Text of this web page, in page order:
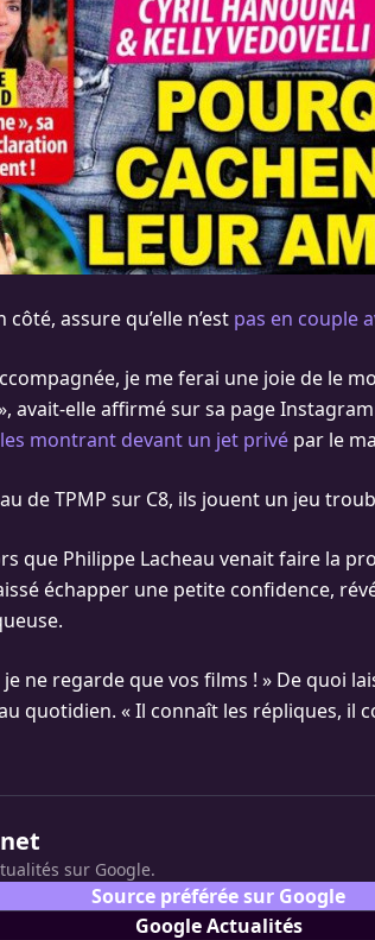
assure qu’elle n’est pas en couple
je me ferai une joie de le
avait-elle affirmé sur sa page
les montrant devant un jet privé par le
de TPMP sur C8, ils jouent un jeu
que Philippe Lacheau venait faire la
échapper une petite confidence,
ne regarde que vos films ! » De quoi
quotidien. « Il connaît les répliques, il
sur Google.
Source préférée sur Google
Google Actualités